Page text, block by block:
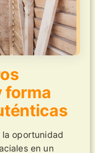
forma
oportunidad
en un